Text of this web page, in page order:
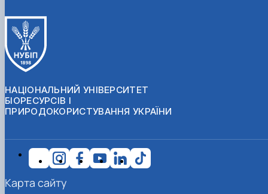
НАЦІОНАЛЬНИЙ УНІВЕРСИТЕТ
БІОРЕСУРСІВ І
ПРИРОДОКОРИСТУВАННЯ УКРАЇНИ
Карта сайту